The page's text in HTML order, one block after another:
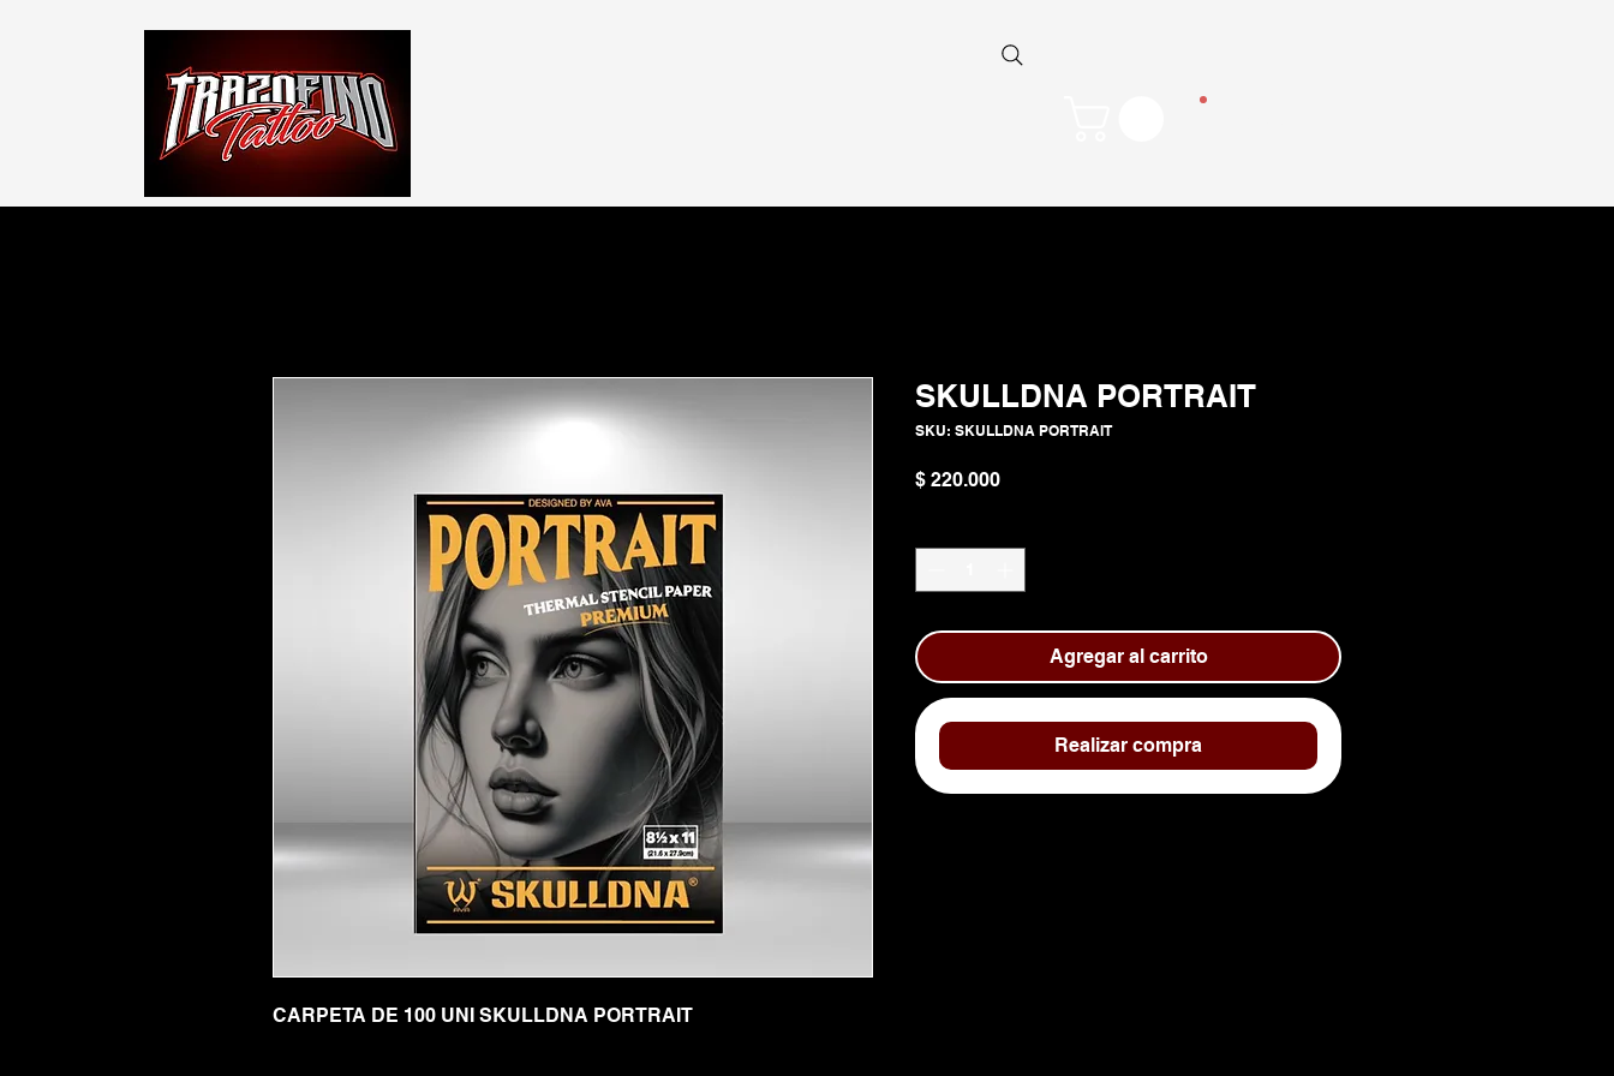
CARPETA DE 100 UNI SKULLDNA PORTRAIT
SKULLDNA PORTRAIT
SKU: SKULLDNA PORTRAIT
$ 220.000Precio
Agregar al carrito
Realizar compra